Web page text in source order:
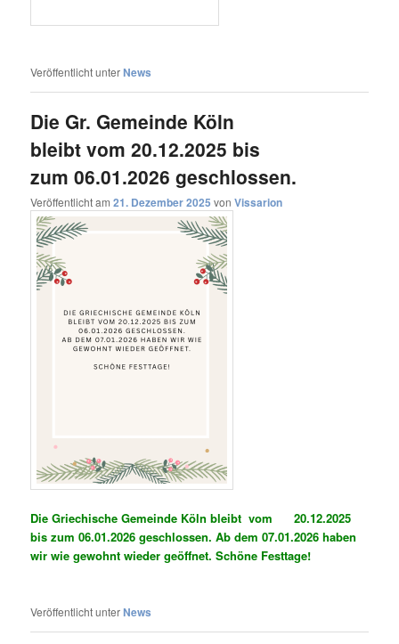
Veröffentlicht unterNews
Die Gr. Gemeinde Köln
bleibt vom 20.12.2025 bis
zum 06.01.2026 geschlossen.
Veröffentlicht am21. Dezember 2025 vonVissarion
Die Griechische Gemeinde Köln bleibt vom20.12.2025
bis zum 06.01.2026geschlossen.Ab dem 07.01.2026 haben
wir wie gewohnt wieder geöffnet.Schöne Festtage!
Veröffentlicht unterNews